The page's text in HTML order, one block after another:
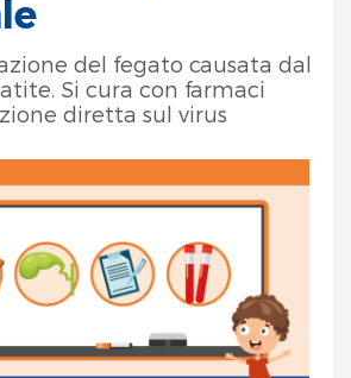
del fegato causata dal
Si cura con farmaci
diretta sul virus